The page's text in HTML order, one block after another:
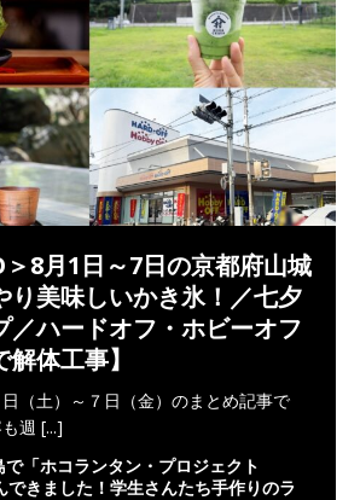
＞8月1日～7日の京都府山城
り美味しいかき氷！／七夕
／ハードオフ・ホビーオフ
体工事】
（土）～７日（金）のまとめ記事で
週 [...]
「ホコランタン・プロジェクト
できました！学生さんたち手作りのラ